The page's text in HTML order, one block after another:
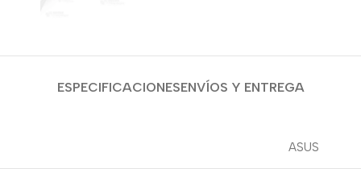
ESPECIFICACIONESENVÍOS Y ENTREGA
ASUS